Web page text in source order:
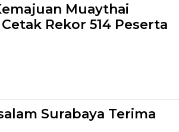
Muaythai
Rekor 514 Peserta
Surabaya Terima